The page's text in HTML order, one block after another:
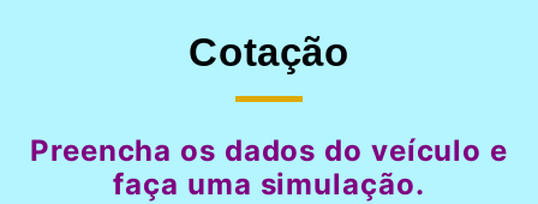
Cotação
Preencha os dados do veículo e
faça uma simulação.